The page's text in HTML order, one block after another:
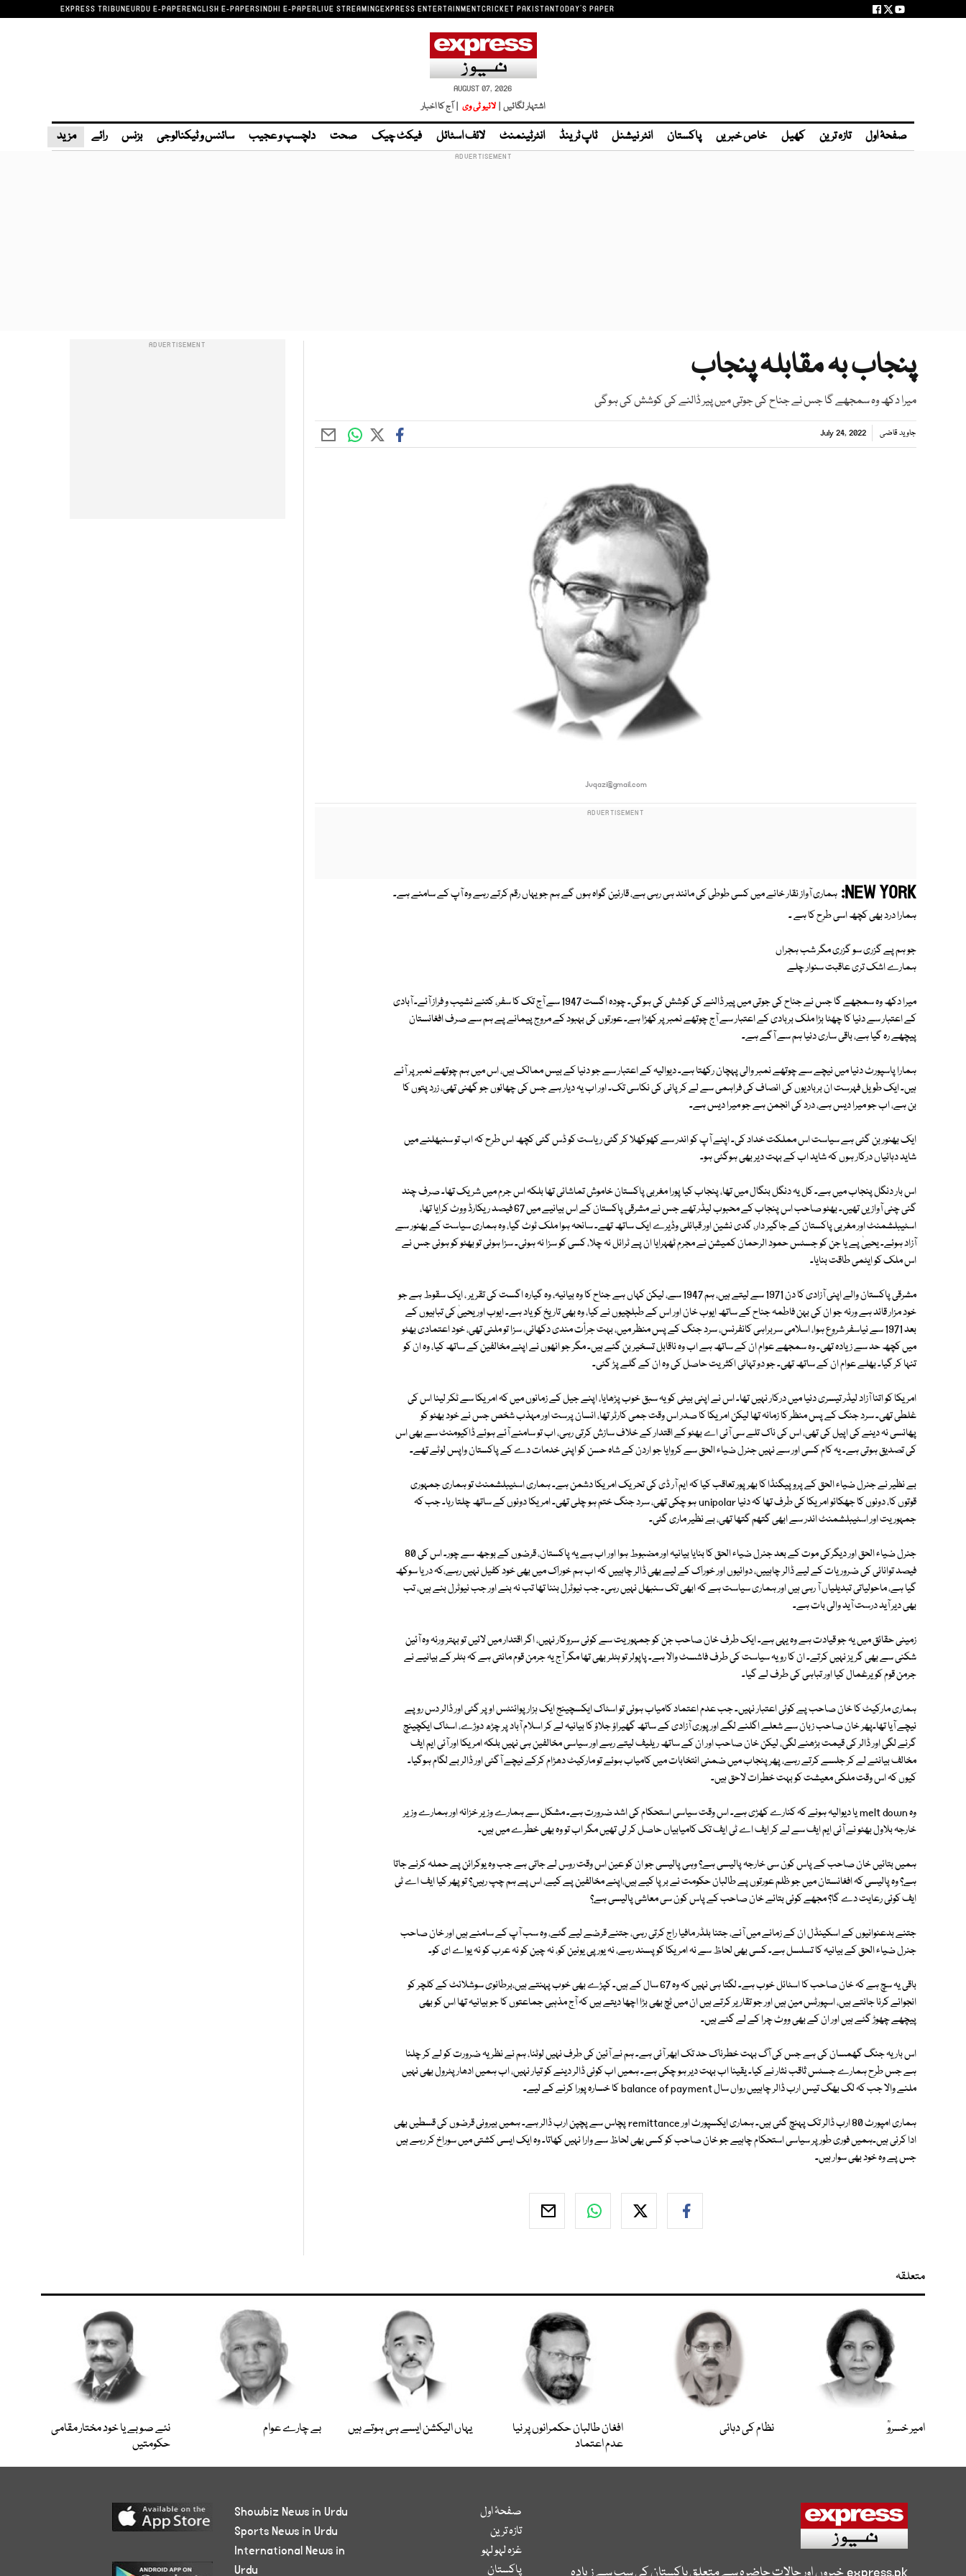
EXPRESS TRIBUNEURDU E-PAPERENGLISH E-PAPERSINDHI E-PAPERLIVE STREAMINGEXPRESS ENTERTAINMENTCRICKET PAKISTANTODAY'S PAPER
AUGUST 07, 2026
اشتہار لگائیں | لائیو ٹی وی | آج کا اخبار
صفحۂ اول تازہ ترین کھیل خاص خبریں پاکستان انٹر نیشنل ٹاپ ٹرینڈ انٹرٹینمنٹ لائف اسٹائل فیکٹ چیک صحت دلچسپ و عجیب سائنس و ٹیکنالوجی بزنس رائے مزید
پنجاب بہ مقابلہ پنجاب
میرا دکھ وہ سمجھے گا جس نے جناح کی جوتی میں پیر ڈالنے کی کوشش کی ہوگی
جاوید قاضی July 24, 2022
Jvqazi@gmail.com
NEW YORK: ہماری آواز نقار خانے میں کسی طوطی کی مانند ہی رہی ہے، قارئین گواہ ہوں گے ہم جو یہاں رقم کرتے رہے وہ آپ کے سامنے ہے۔
ہمارا درد بھی کچھ اسی طرح کا ہے ۔
جو ہم پے گزری سو گزری مگر شب ہجراں
ہمارے اشک تری عاقبت سنوار چلے
میرا دکھ وہ سمجھے گا جس نے جناح کی جوتی میں پیر ڈالنے کی کوشش کی ہوگی۔ چودہ اگست 1947 سے آج تک کا سفر، کتنے نشیب و فراز آئے۔ آبادی
کے اعتبار سے دنیا کا چھٹا بڑا ملک بربادی کے اعتبار سے آج چوتھے نمبر پر کھڑا ہے۔ عورتوں کی بہبود کے مروج پیمانے پے ہم سے صرف افغانستان
پیچھے رہ گیا ہے، باقی ساری دنیا ہم سے آگے ہے۔
ہمارا پاسپورٹ دنیا میں نیچے سے چوتھے نمبر والی پہچان رکھتا ہے۔ دیوالیہ کے اعتبار سے جو دنیا کے بیس ممالک ہیں، اس میں ہم چوتھے نمبر پر آئے
ہیں۔ ایک طویل فہرست ان بربادیوں کی انصاف کی فراہمی سے لے کر پانی کی نکاسی تک۔ اور اب یہ دیار ہے جس کی چھائوں جو گھنی تھی، زرد پتوں کا
بن ہے، اب جو میرا دیس ہے، درد کی انجمن ہے جو میرا دیس ہے۔
ایک بھنور بن گئی ہے سیاست اس مملکت خداد کی۔ اپنے آپ کو اندر سے کھوکھلا کر گئی ریاست کو ڈس گئی کچھ اس طرح کہ اب تو سنبھلنے میں
شاید دہائیاں درکار ہوں کہ شاید اب کے بہت دیر بھی ہوگئی ہو۔
اس بار دنگل پنجاب میں ہے۔ کل یہ دنگل بنگال میں تھا، پنجاب کیا پورا مغربی پاکستان خاموش تماشائی تھا بلکہ اس جرم میں شریک تھا۔ صرف چند
گنی چنی آوازیں تھیں۔ بھٹو صاحب اس پنجاب کے محبوب لیڈر تھے جس نے مشرقی پاکستان کے اس بیانیے میں 67 فیصد ریکارڈ ووٹ کرایا تھا،
اسٹیبلشمنٹ اور مغربی پاکستان کے جاگیر دار، گدی نشین اور قبائلی وڈیرے ایک ساتھ تھے۔ سانحہ ہوا ملک ٹوٹ گیا، وہ ہماری سیاست کے بھنور سے
آزاد ہوئے۔ یحییٰ پے یا جن کو جسٹس حمود الرحمان کمیشن نے مجرم ٹھہرایا ان پے ٹرائل نہ چلا، کسی کو سزا نہ ہوئی۔ سزا ہوئی تو بھٹو کو ہوئی جس نے
اس ملک کو ایٹمی طاقت بنایا۔
مشرقی پاکستان والے اپنی آزادی کا دن 1971 سے لیتے ہیں، ہم 1947 سے، لیکن کہاں ہے جناح کا وہ بیانیہ، وہ گیارہ اگست کی تقریر ، ایک سقوط ہے جو
خود مزار قائد ہے ورنہ جو ان کی بہن فاطمہ جناح کے ساتھ ایوب خان اور اس کے طبلچیوں نے کیا، وہ بھی تاریخ کو یاد ہے۔ ایوب اور یحییٰ کی تباہیوں کے
بعد 1971 سے نیاسفر شروع ہوا، اسلامی سربراہی کانفرنس، سرد جنگ کے پس منظر میں، بہت جرأت مندی دکھائی، سزا تو ملنی تھی، خود اعتمادی بھٹو
میں کچھ حد سے زیادہ تھی۔ وہ سمجھے عوام ان کے ساتھ ہے اب وہ ناقابل تسخیر بن گئے ہیں۔ مگر جو انھوں نے اپنے مخالفین کے ساتھ کیا، وہ ان کو
تنہا کر گیا۔ بھلے عوام ان کے ساتھ تھی۔ جو دو تہائی اکثریت حاصل کی وہ ان کے گلے پڑ گئی۔
امریکا کو اتنا آزاد لیڈر تیسری دنیا میں درکار نہیں تھا۔ اس نے اپنی بیٹی کو یہ سبق خوب پڑھایا، اپنے جیل کے زمانوں میں کہ امریکا سے ٹکر لینا اس کی
غلطی تھی۔ سرد جنگ کے پس منظر کا زمانہ تھا لیکن امریکا کا صدر اس وقت جمی کارٹر تھا، انسان پرست اور مہذب شخص جس نے خود بھٹو کو
پھانسی نہ دینے کی اپیل کی تھی، اس کی ناک تلے سی آئی اے بھٹو کے اقتدار کے خلاف سازش کرتی رہی، اب تو سامنے آئے ہوئے ڈاکیومنٹ سے بھی اس
کی تصدیق ہوتی ہے۔ یہ کام کسی اور سے نہیں جنرل ضیاء الحق سے کروایا جو اردن کے شاہ حسن کو اپنی خدمات دے کے پاکستان واپس لوٹے تھے۔
بے نظیر نے جنرل ضیاء الحق کے پروپیگنڈا کا بھرپور تعاقب کیا کہ ایم آر ڈی کی تحریک امریکا دشمن ہے۔ ہماری اسٹیبلشمنٹ تو ہماری جمہوری
قوتوں کا، دونوں کا جھکائو امریکا کی طرف تھا کہ دنیا unipolar ہو چکی تھی، سرد جنگ ختم ہو چلی تھی۔ امریکا دونوں کے ساتھ چلتا رہا۔ جب کہ
جمہوریت اور اسٹیبلشمنٹ اندر سے ابھی گتھم گتھا تھی، بے نظیر ماری گئی۔
جنرل ضیاء الحق اور دیگرکی موت کے بعد جنرل ضیاء الحق کا بنایا بیانیہ اور مضبوط ہوا اور اب ہے یہ پاکستان، قرضوں کے بوجھ سے چور۔ اس کی 80
فیصد توانائی کی ضروریات کے لیے ڈالر چاہییں، دوائیوں اور خوراک کے لیے بھی ڈالر چاہییں کہ اب ہم خوراک میں بھی خود کفیل نہیں رہے،کہ دریا سوکھ
گیا ہے، ماحولیاتی تبدیلیاں آ رہی ہیں اور ہماری سیاست ہے کہ ابھی تک سنبھل نہیں رہی۔ جب نیوٹرل بننا تھا تب نہ بنے اور جب نیوٹرل بنے ہیں، تب
بھی دیر آید درست آید والی بات ہے۔
زمینی حقائق میں یہ جو قیادت ہے وہ یہی ہے۔ ایک طرف خان صاحب جن کو جمہوریت سے کوئی سروکار نہیں، اگر اقتدار میں لائیں تو بہتر ورنہ وہ آئین
شکنی سے بھی گریز نہیں کرتے۔ ان کا رویہ سیاست کی طرف فاشسٹ والا ہے۔ پاپولر تو ہٹلر بھی تھا مگر آج یہ جرمن قوم مانتی ہے کہ ہٹلر کے بیانیے نے
جرمن قوم کو یرغمال کیا اور تباہی کی طرف لے گیا۔
ہماری مارکیٹ کا خان صاحب پے کوئی اعتبار نہیں۔ جب عدم اعتماد کامیاب ہوئی تو اسٹاک ایکسچینج ایک ہزار پوائنٹس اوپر گئی اور ڈالر دس روپے
نیچے آیا تھا۔پھر خان صاحب زبان سے شعلے اگلنے لگے اور پوری آزادی کے ساتھ گھیراؤ جلاؤ کا بیانیہ لے کر اسلام آباد پر چڑھ دوڑے، اسٹاک ایکچینچ
گرنے لگی اور ڈالر کی قیمت بڑھنے لگی، لیکن خان صاحب اور ان کے ساتھ ریلیف لیتے رہے اور سیاسی مخالفین ہی نہیں بلکہ امریکا اور آئی ایم ایف
مخالف بیانئے لے کر جلسے کرتے رہے، پھر پنجاب میں ضمنی انتخابات میں کامیاب ہوئے تو مارکیٹ دھڑام کرکے نیچے آگئی اور ڈالر بے لگام ہوگیا۔
کیوں کہ اس وقت ملکی معیشت کو بہت خطرات لاحق ہیں۔
وہ melt down یا دیوالیہ ہونے کہ کنارے کھڑی ہے۔ اس وقت سیاسی استحکام کی اشد ضرورت ہے۔ مشکل سے ہمارے وزیر خزانہ اور ہمارے وزیر
خارجہ بلاول بھٹو نے آئی ایم ایف سے لے کر ایف اے ٹی ایف تک کامیابیاں حاصل کر لی تھیں مگر اب تو وہ بھی خطرے میں ہیں۔
ہمیں بتائیں خان صاحب کے پاس کون سی خارجہ پالیسی ہے؟ وہی پالیسی جو ان کو عین اس وقت روس لے جاتی ہے جب وہ یوکرائن پے حملہ کرنے جاتا
ہے؟ وہ پالیسی کہ افغانستان میں جو ظلم عورتوں پے طالبان حکومت نے برپا کیے ہیں،اپنے مخالفین پے کیے، اس پے ہم چپ رہیں؟ تو پھر کیا ایف اے ٹی
ایف کوئی رعایت دے گا؟ مجھے کوئی بتائے خان صاحب کے پاس کون سی معاشی پالیسی ہے؟
جتنے بدعنوانیوں کے اسکینڈل ان کے زمانے میں آئے، جتنا بلڈر مافیا راج کرتی رہی، جتنے قرضے لیے گئے، وہ سب آپ کے سامنے ہیں اور خان صاحب
جنرل ضیاء الحق کے بیانیہ کا تسلسل ہے۔ کسی بھی لحاظ سے نہ امریکا کو پسند رہے، نہ یورپی یونین کو، نہ چین کو نہ عرب کو نہ یواے ای کو۔
باقی یہ سچ ہے کہ خان صاحب کا اسٹائل خوب ہے۔ لگتا ہی نہیں کہ وہ 67 سال کے ہیں۔ کپڑے بھی خوب پہنتے ہیں،برطانوی سوشلائٹ کے کلچر کو
انجوائے کرنا جانتے ہیں، اسپورٹس مین ہیں اور جو تقاریر کرتے ہیں ان میں ٹچ بھی بڑا اچھا دیتے ہیں کہ آج مذہبی جماعتوں کا جو بیانیہ تھا اس کو بھی
پیچھے چھوڑ گئے ہیں اور ان کے بھی ووٹ چرا کے لے گئے ہیں۔
اس بار یہ جنگ گھمسان کی ہے جس کی آگ بہت خطرناک حد تک ابھر آئی ہے۔ ہم نے آئین کی طرف نہیں لوٹنا، ہم نے نظریہ ضرورت کو لے کر چلنا
ہے جس طرح ہمارے جسٹس ثاقب نثار نے کیا۔ یقینا اب بہت دیر ہو چکی ہے۔ ہمیں اب کوئی ڈالر دینے کو تیار نہیں، اب ہمیں ادھار پٹرول بھی نہیں
ملنے والا جب کہ لگ بھگ تیس ارب ڈالر چاہییں رواں سال balance of payment کا خسارہ پورا کرنے کے لیے۔
ہماری امپورٹ 80 ارب ڈالر تک پہنچ گئی ہیں۔ ہماری ایکسپورٹ اور remittance پچاس سے پچپن ارب ڈالر ہے۔ ہمیں بیرونی قرضوں کی قسطیں بھی
ادا کرنی ہیں۔ہمیں فوری طور پر سیاسی استحکام چاہیے جو خان صاحب کو کسی بھی لحاظ سے وارا نہیں کھاتا۔ وہ ایک ایسی کشتی میں سوراخ کر رہے ہیں
جس پے وہ خود بھی سوار ہیں۔
متعلقہ
امیر خسروؒ نظام کی دہائی
افغان طالبان حکمرانوں پر نیا
عدم اعتماد
یہاں الیکشن ایسے ہی ہوتے ہیں بے چارے عوام
نئے صوبے یا خود مختار مقامی
حکومتیں
صفحۂ اول
تازہ ترین
غزہ لہو لہو
پاکستان
Showbiz News in Urdu
Sports News in Urdu
International News in
Urdu